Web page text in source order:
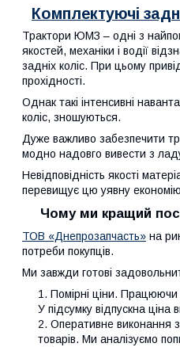
Комплектуючі
Трактори ЮМЗ – одні з
якостей, механіки і водії
задніх коліс. При цьому
прохідності.
Однак такі інтенсивні
коліс, зношуються.
Дуже важливо забезпечити
модно надовго вивести з
Невідповідність якості
перевищує цю уявну
Чому ми кращий
ТОВ «Днепрозапчасть» на
потреби покупців.
Ми завжди готові
Помірні ціни. Працюючи
У підсумку відпускна
Оперативне виконання
товарів. Ми аналізуємо